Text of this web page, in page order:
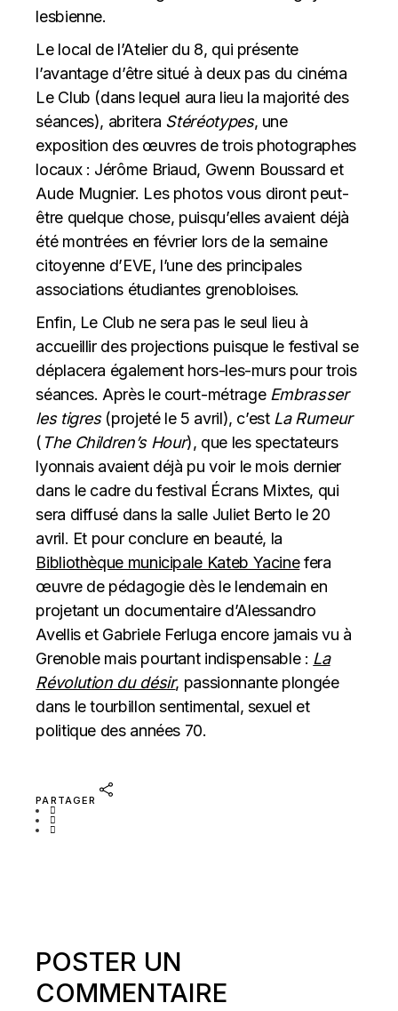
lesbienne.
Le local de l’Atelier du 8, qui présente
l’avantage d’être situé à deux pas du cinéma
Le Club (dans lequel aura lieu la majorité des
séances), abritera Stéréotypes, une
exposition des œuvres de trois photographes
locaux : Jérôme Briaud, Gwenn Boussard et
Aude Mugnier. Les photos vous diront peut-
être quelque chose, puisqu’elles avaient déjà
été montrées en février lors de la semaine
citoyenne d’EVE, l’une des principales
associations étudiantes grenobloises.
Enfin, Le Club ne sera pas le seul lieu à
accueillir des projections puisque le festival se
déplacera également hors-les-murs pour trois
séances. Après le court-métrage Embrasser
les tigres(projeté le 5 avril), c’est La Rumeur
( The Children’s Hour), que les spectateurs
lyonnais avaient déjà pu voir le mois dernier
dans le cadre du festival Écrans Mixtes, qui
sera diffusé dans la salle Juliet Berto le 20
avril. Et pour conclure en beauté, la
Bibliothèque municipale Kateb Yacinefera
œuvre de pédagogie dès le lendemain en
projetant un documentaire d’Alessandro
Avellis et Gabriele Ferluga encore jamais vu à
Grenoble mais pourtant indispensable : La
Révolution du désir, passionnante plongée
dans le tourbillon sentimental, sexuel et
politique des années 70.
PARTAGER
POSTER UN
COMMENTAIRE